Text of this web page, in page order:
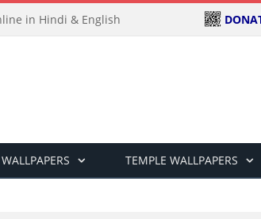
in Hindi & English
TEMPLE WALLPAPERS